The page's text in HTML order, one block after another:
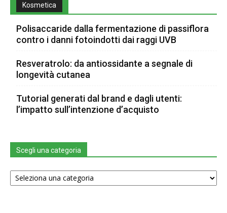
Kosmetica
Polisaccaride dalla fermentazione di passiflora
contro i danni fotoindotti dai raggi UVB
Resveratrolo: da antiossidante a segnale di
longevità cutanea
Tutorial generati dal brand e dagli utenti:
l’impatto sull’intenzione d’acquisto
Scegli una categoria
Scegli
una